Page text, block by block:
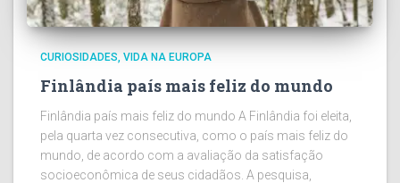
CURIOSIDADES VIDA NA EUROPA
Finlândia país mais feliz do mundo
Finlândia país mais feliz do mundo A Finlândia foi eleita,
pela quarta vez consecutiva, como o país mais feliz do
mundo, de acordo com a avaliação da satisfação
socioeconômica de seus cidadãos. A pesquisa,